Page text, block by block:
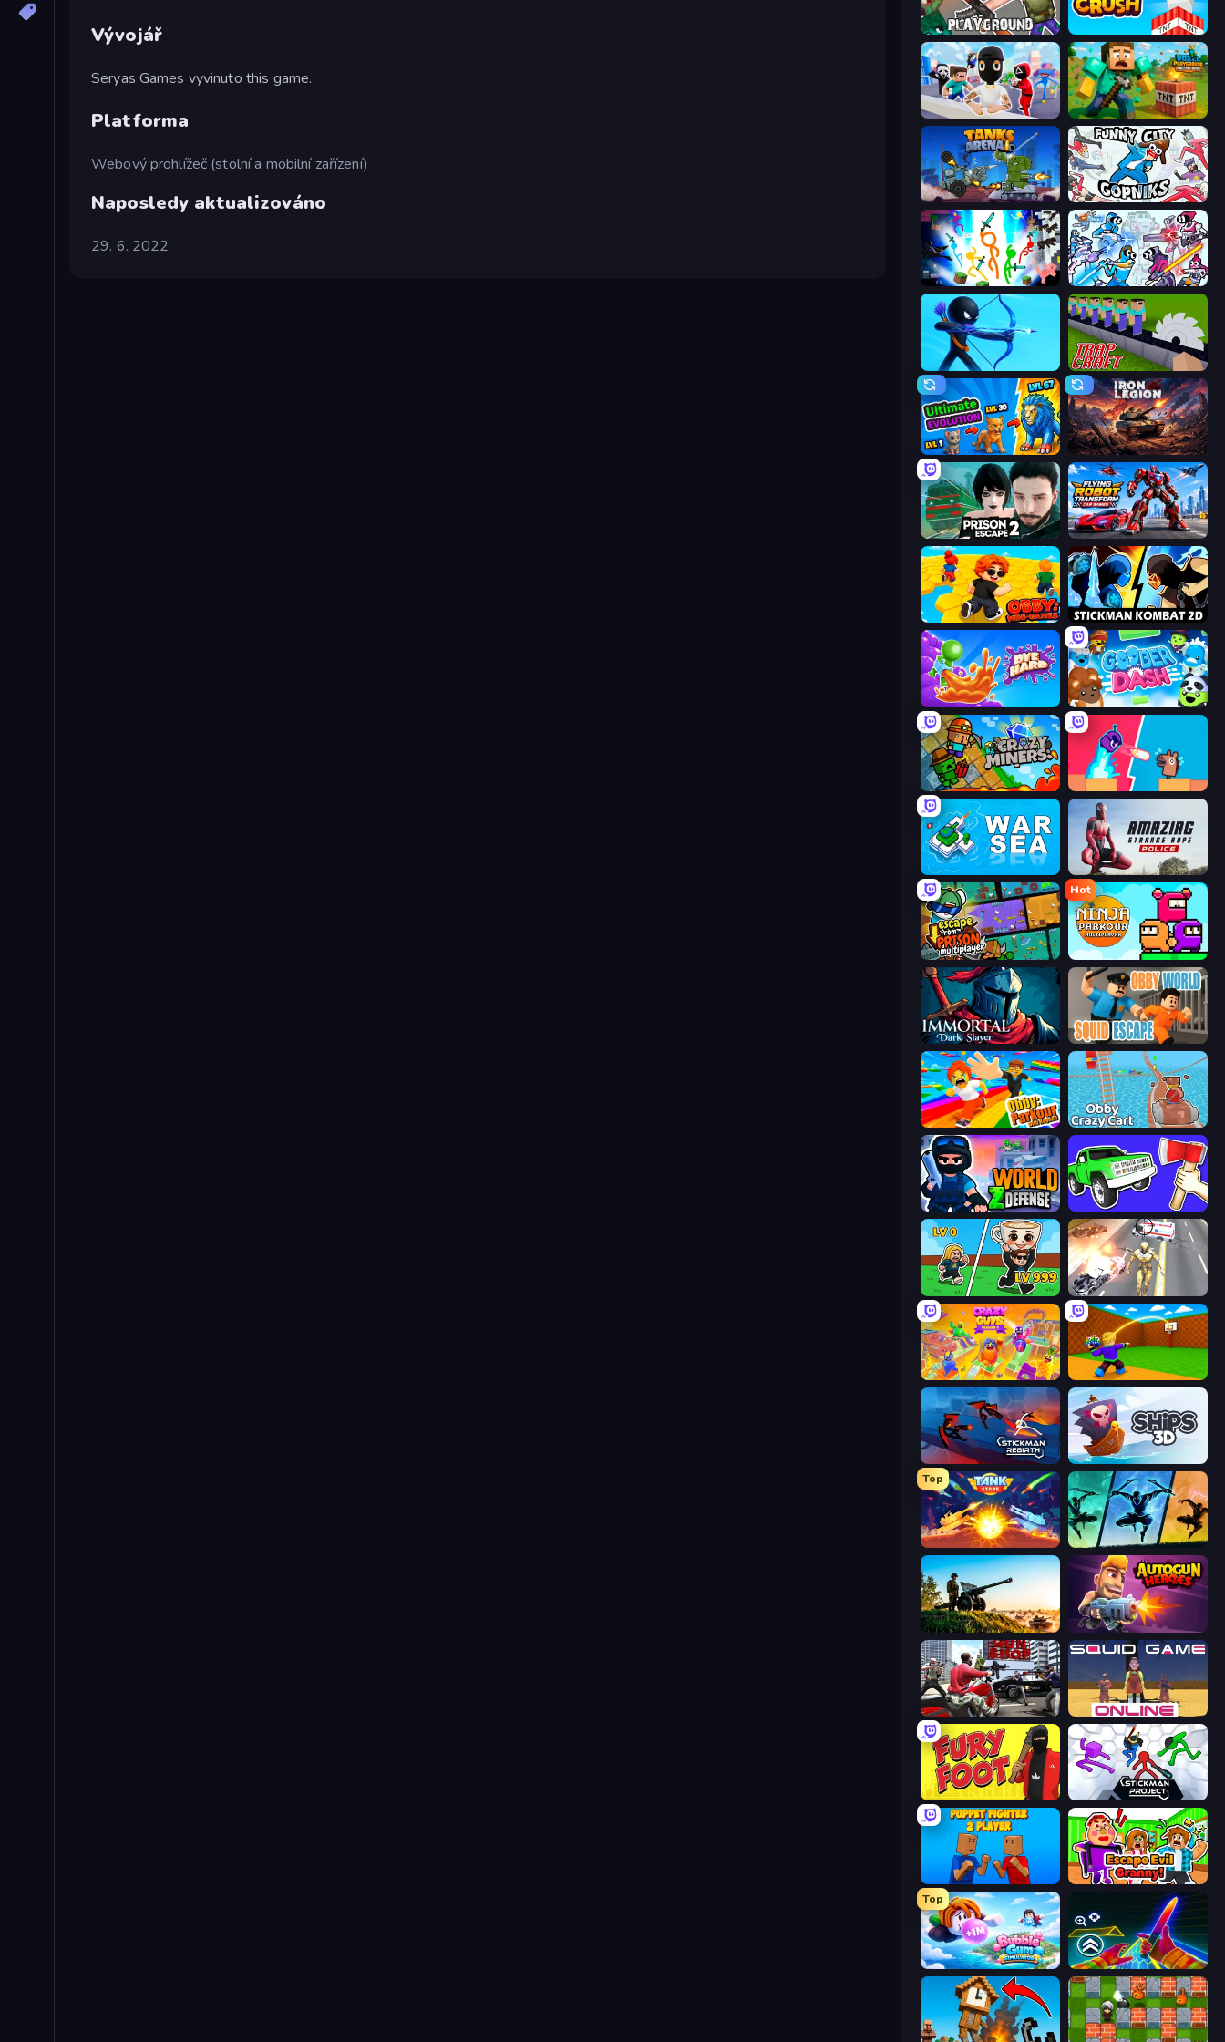
Vývojář
Seryas Games vyvinuto this game.
Platforma
Webový prohlížeč (stolní a mobilní zařízení)
Naposledy aktualizováno
29. 6. 2022
Playground Build and Crush
Voxel Playground: Ragdoll Noob
Tanks Arena io: Craft & Combat Funny City: Gopniks
Stickman Epic Space Wars Battleground
Archers Random Trap Craft
Ultimate Evolution Iron Legion
Prison Escape 2 Flying Robot Transform Car Games
Obby: Mini-Games Stickman Kombat 2D
Dye Hard Goober Dash
Crazy Miners Boom Slingers ReBoom
War Sea Amazing Strange Rope Police
Escape From Prison Multiplayer
Hot
Ninja Parkour Multiplayer
Immortal: Dark Slayer
Obby: Parkour with Ragdoll Obby: Crazy Cart
World Z Defense - Zombie Defense
Brainrot Arena Online
Crazy Guys Throw a Lucky Block
Stickman Rebirth Ships 3D
Top
Tank Stars Shadow Ninja Revenge
Artillery Vs Tanks Autogun Heroes
Grand Action Simulator: New York Squid Game Online
Fury Foot Stickman Project
Puppet Fighter 2 Player Escape Evil Granny!
Top
Bubble Gum Simulator Surf GO Parkour